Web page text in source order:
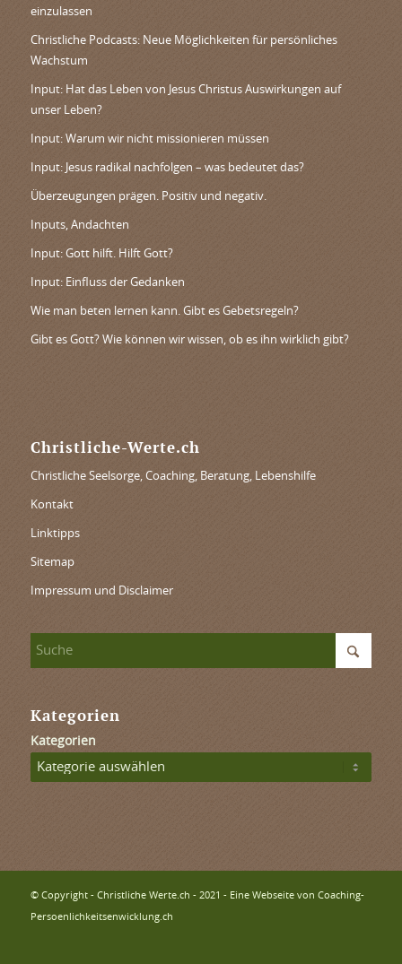
einzulassen
Christliche Podcasts: Neue Möglichkeiten für persönliches
Wachstum
Input: Hat das Leben von Jesus Christus Auswirkungen auf
unser Leben?
Input: Warum wir nicht missionieren müssen
Input: Jesus radikal nachfolgen – was bedeutet das?
Überzeugungen prägen. Positiv und negativ.
Inputs, Andachten
Input: Gott hilft. Hilft Gott?
Input: Einfluss der Gedanken
Wie man beten lernen kann. Gibt es Gebetsregeln?
Gibt es Gott? Wie können wir wissen, ob es ihn wirklich gibt?
Christliche-Werte.ch
Christliche Seelsorge, Coaching, Beratung, Lebenshilfe
Kontakt
Linktipps
Sitemap
Impressum und Disclaimer
Kategorien
Kategorien
© Copyright - Christliche Werte.ch - 2021 - Eine Webseite von Coaching-
Persoenlichkeitsenwicklung.ch